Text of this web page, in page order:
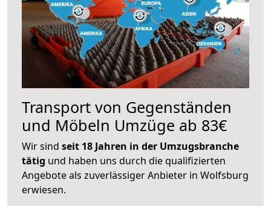
Transport von Gegenständen
und Möbeln Umzüge ab 83€
Wir sind seit 18 Jahren in der Umzugsbranche
tätig und haben uns durch die qualifizierten
Angebote als zuverlässiger Anbieter in Wolfsburg
erwiesen.